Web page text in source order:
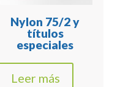
Nylon 75/2 y
títulos
especiales
Leer más